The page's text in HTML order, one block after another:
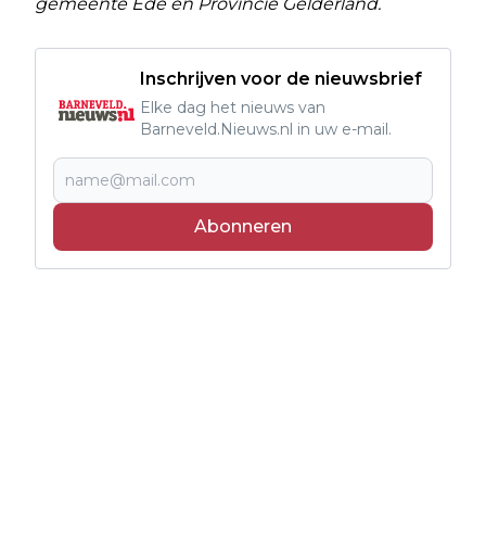
Inschrijven voor de nieuwsbrief
Elke dag het nieuws van
Barneveld.Nieuws.nl in uw e-mail.
Abonneren